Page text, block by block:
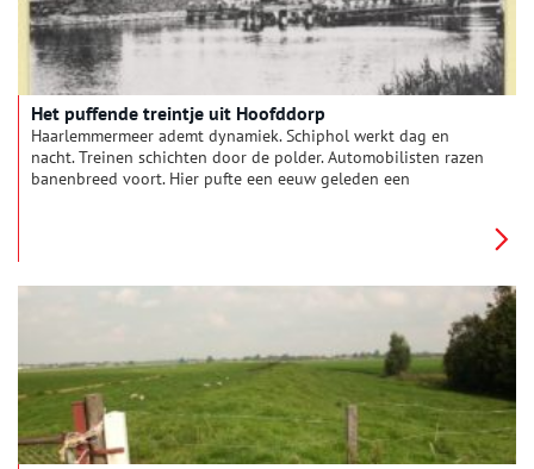
Het puffende treintje uit Hoofddorp
Haarlemmermeer ademt dynamiek. Schiphol werkt dag en
nacht. Treinen schichten door de polder. Automobilisten razen
banenbreed voort. Hier pufte een eeuw geleden een